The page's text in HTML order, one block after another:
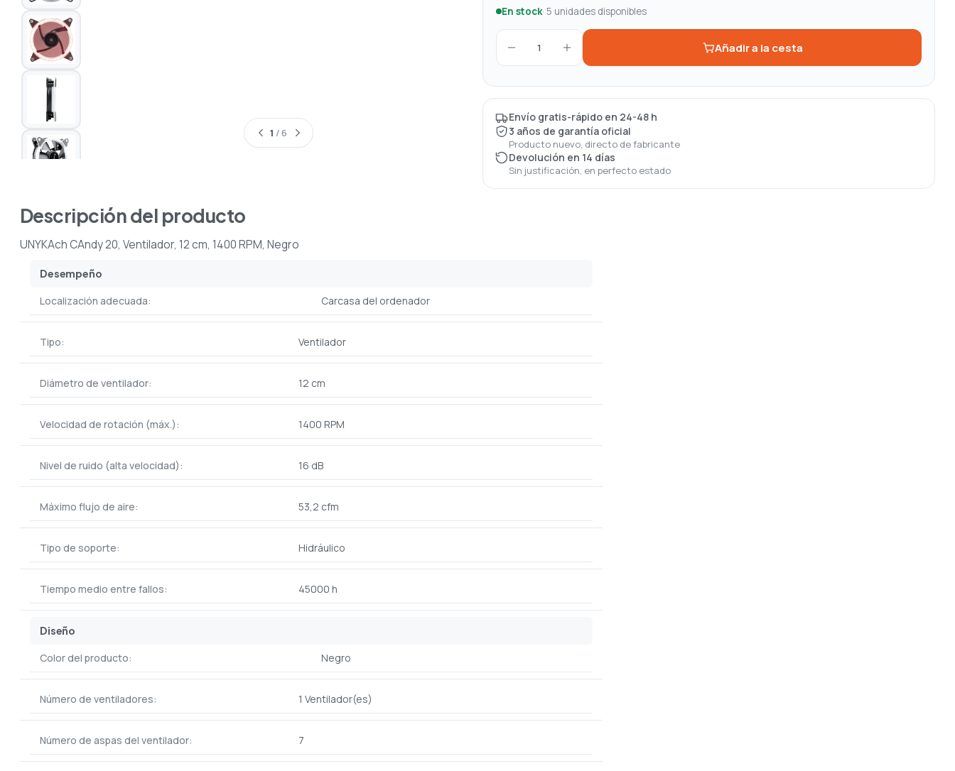
1 / 6
En stock· 5 unidades disponibles
1 Añadir a la cesta
Envío gratis-rápido en 24-48 h
3 años de garantía oficial
Producto nuevo, directo de fabricante
Devolución en 14 días
Sin justificación, en perfecto estado
Descripción del producto
UNYKAch CAndy 20, Ventilador, 12 cm, 1400 RPM, Negro
Desempeño
Localización adecuada: Carcasa del ordenador
Tipo: Ventilador
Diámetro de ventilador: 12 cm
Velocidad de rotación (máx.): 1400 RPM
Nivel de ruido (alta velocidad): 16 dB
Máximo flujo de aire: 53,2 cfm
Tipo de soporte: Hidráulico
Tiempo medio entre fallos: 45000 h
Diseño
Color del producto: Negro
Número de ventiladores: 1 Ventilador(es)
Número de aspas del ventilador: 7